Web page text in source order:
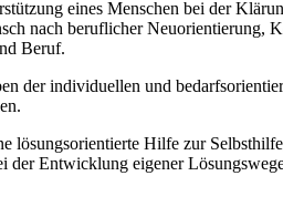
eines Menschen bei der
nach beruflicher
Beruf.
der individuellen und
Hilfe zur
Entwicklung eigener